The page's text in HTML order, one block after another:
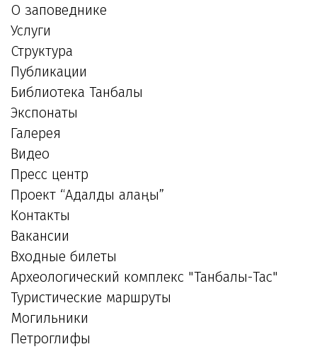
О заповеднике
Услуги
Структура
Публикации
Библиотека Танбалы
Экспонаты
Галерея
Видео
Пресс центр
Проект “Адалдық алаңы”
Контакты
Вакансии
Входные билеты
Археологический комплекс "Танбалы-Тас"
Туристические маршруты
Могильники
Петроглифы